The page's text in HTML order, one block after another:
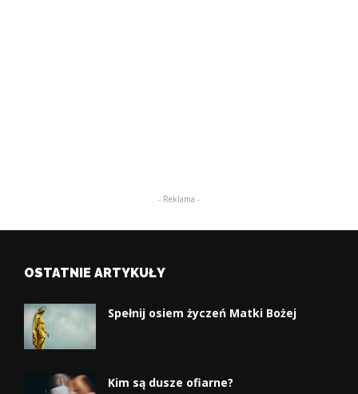
- Reklama -
OSTATNIE ARTYKUŁY
Spełnij osiem życzeń Matki Bożej
Kim są dusze ofiarne?